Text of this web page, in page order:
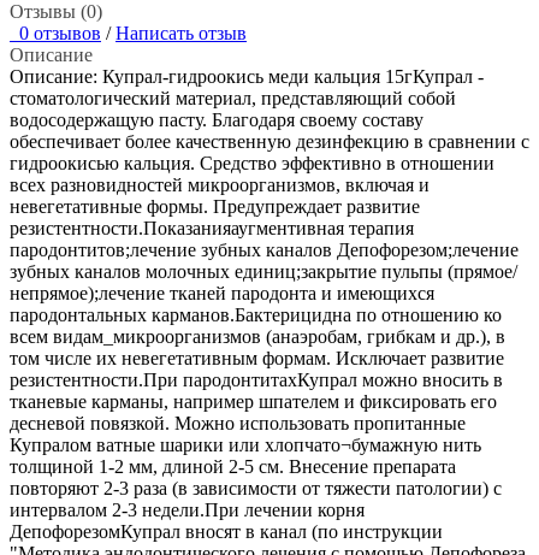
Отзывы (0)
0 отзывов / Написать отзыв
Описание
Описание: Купрал-гидроокись меди кальция 15гКупрал -
стоматологический материал, представляющий собой
водосодержащую пасту. Благодаря своему составу
обеспечивает более качественную дезинфекцию в сравнении с
гидроокисью кальция. Средство эффективно в отношении
всех разновидностей микроорганизмов, включая и
невегетативные формы. Предупреждает развитие
резистентности.Показанияаугментивная терапия
пародонтитов;лечение зубных каналов Депофорезом;лечение
зубных каналов молочных единиц;закрытие пульпы (прямое/
непрямое);лечение тканей пародонта и имеющихся
пародонтальных карманов.Бактерицидна по отношению ко
всем видам_микроорганизмов (анаэробам, грибкам и др.), в
том числе их невегетативным формам. Исключает развитие
резистентности.При пародонтитахКупрал можно вносить в
тканевые карманы, например шпателем и фиксировать его
десневой повязкой. Можно использовать пропитанные
Купралом ватные шарики или хлопчато¬бумажную нить
толщиной 1-2 мм, длиной 2-5 см. Внесение препарата
повторяют 2-3 раза (в зависимости от тяжести патологии) с
интервалом 2-3 недели.При лечении корня
ДепофорезомКупрал вносят в канал (по инструкции